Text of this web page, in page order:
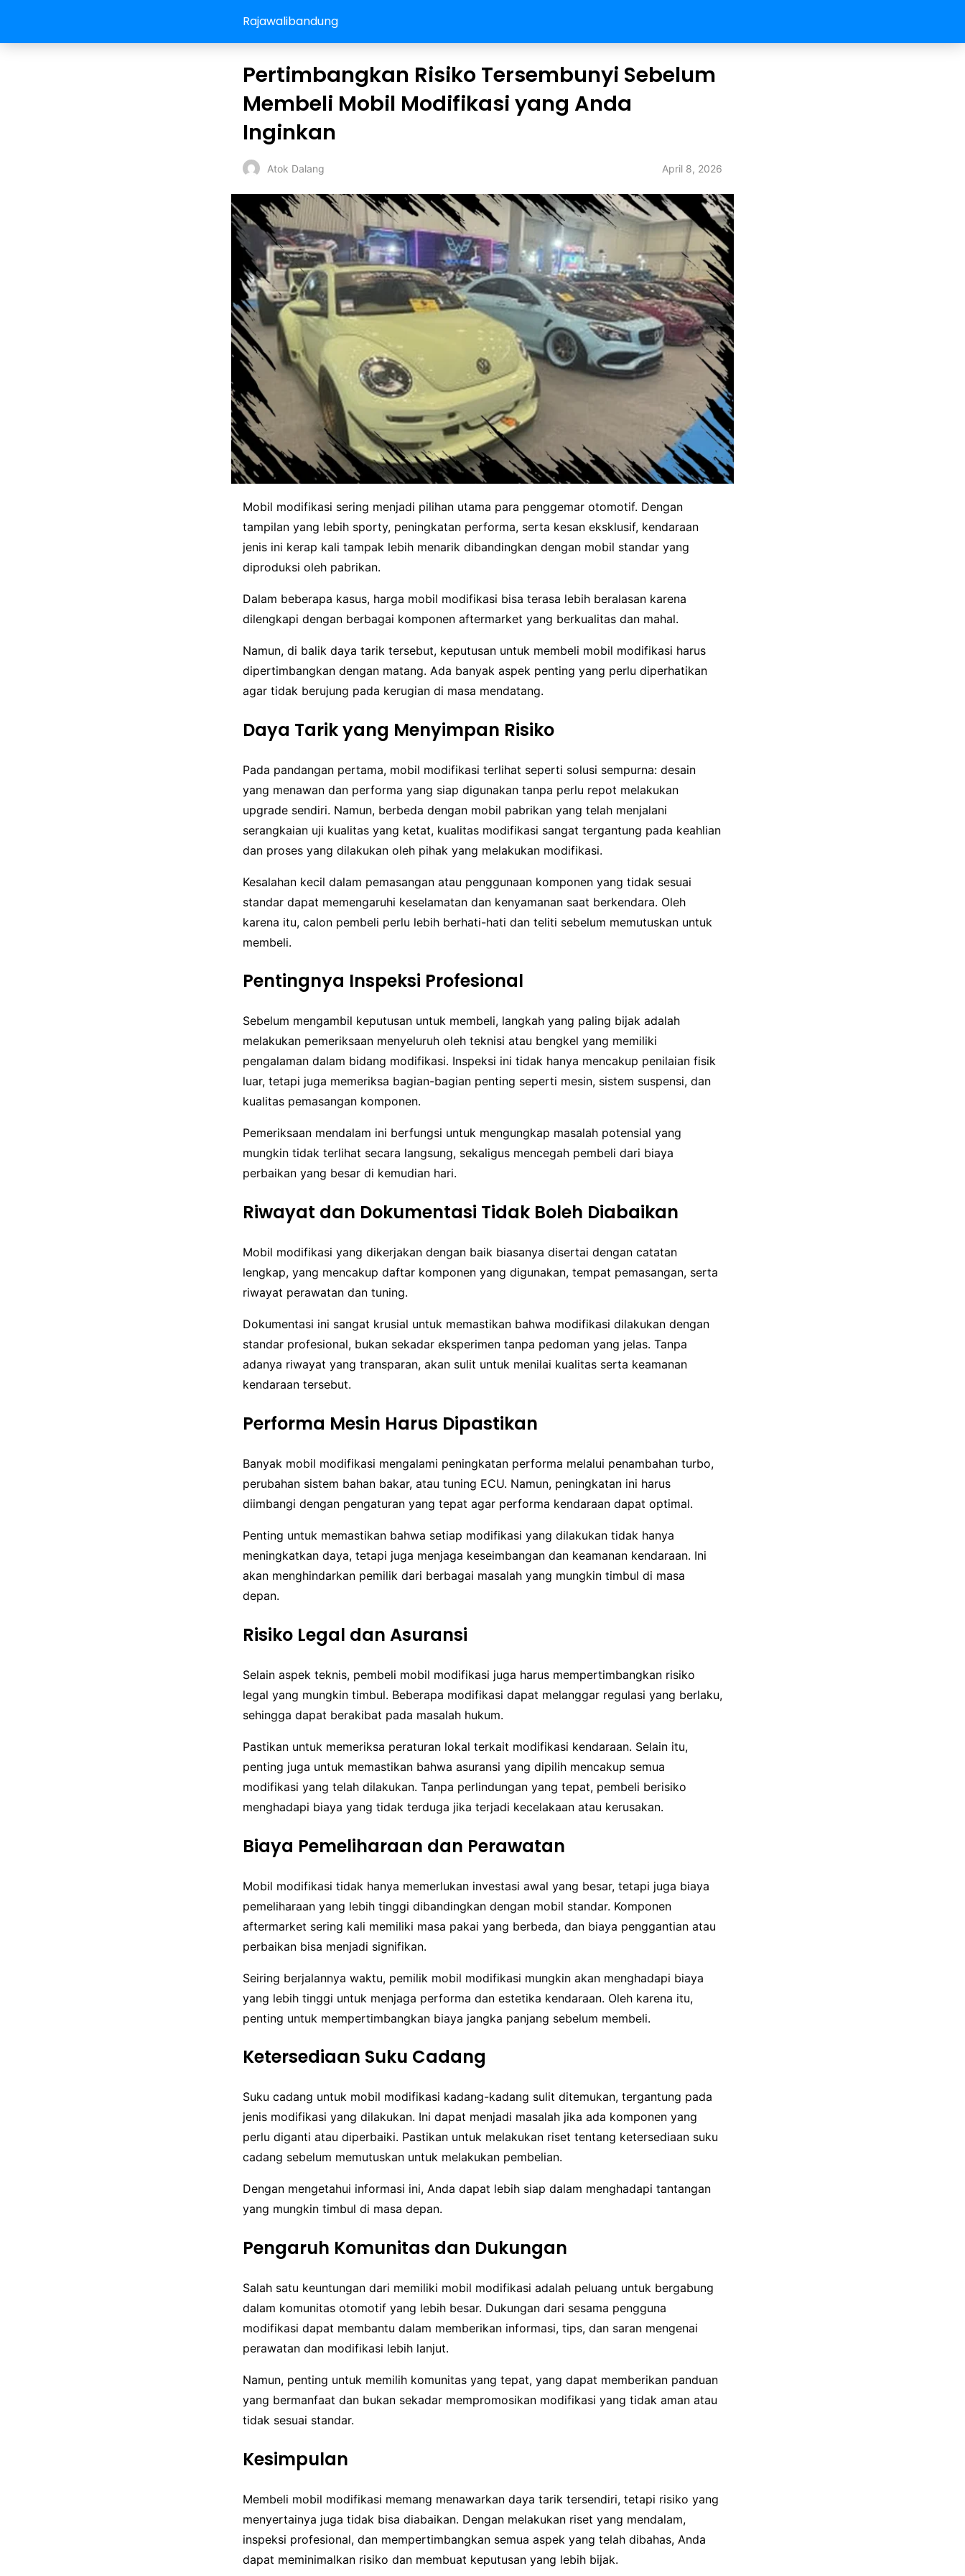
Rajawalibandung
Pertimbangkan Risiko Tersembunyi Sebelum
Membeli Mobil Modifikasi yang Anda
Inginkan
Atok Dalang April 8, 2026
Mobil modifikasi sering menjadi pilihan utama para penggemar otomotif. Dengan
tampilan yang lebih sporty, peningkatan performa, serta kesan eksklusif, kendaraan
jenis ini kerap kali tampak lebih menarik dibandingkan dengan mobil standar yang
diproduksi oleh pabrikan.
Dalam beberapa kasus, harga mobil modifikasi bisa terasa lebih beralasan karena
dilengkapi dengan berbagai komponen aftermarket yang berkualitas dan mahal.
Namun, di balik daya tarik tersebut, keputusan untuk membeli mobil modifikasi harus
dipertimbangkan dengan matang. Ada banyak aspek penting yang perlu diperhatikan
agar tidak berujung pada kerugian di masa mendatang.
Daya Tarik yang Menyimpan Risiko
Pada pandangan pertama, mobil modifikasi terlihat seperti solusi sempurna: desain
yang menawan dan performa yang siap digunakan tanpa perlu repot melakukan
upgrade sendiri. Namun, berbeda dengan mobil pabrikan yang telah menjalani
serangkaian uji kualitas yang ketat, kualitas modifikasi sangat tergantung pada keahlian
dan proses yang dilakukan oleh pihak yang melakukan modifikasi.
Kesalahan kecil dalam pemasangan atau penggunaan komponen yang tidak sesuai
standar dapat memengaruhi keselamatan dan kenyamanan saat berkendara. Oleh
karena itu, calon pembeli perlu lebih berhati-hati dan teliti sebelum memutuskan untuk
membeli.
Pentingnya Inspeksi Profesional
Sebelum mengambil keputusan untuk membeli, langkah yang paling bijak adalah
melakukan pemeriksaan menyeluruh oleh teknisi atau bengkel yang memiliki
pengalaman dalam bidang modifikasi. Inspeksi ini tidak hanya mencakup penilaian fisik
luar, tetapi juga memeriksa bagian-bagian penting seperti mesin, sistem suspensi, dan
kualitas pemasangan komponen.
Pemeriksaan mendalam ini berfungsi untuk mengungkap masalah potensial yang
mungkin tidak terlihat secara langsung, sekaligus mencegah pembeli dari biaya
perbaikan yang besar di kemudian hari.
Riwayat dan Dokumentasi Tidak Boleh Diabaikan
Mobil modifikasi yang dikerjakan dengan baik biasanya disertai dengan catatan
lengkap, yang mencakup daftar komponen yang digunakan, tempat pemasangan, serta
riwayat perawatan dan tuning.
Dokumentasi ini sangat krusial untuk memastikan bahwa modifikasi dilakukan dengan
standar profesional, bukan sekadar eksperimen tanpa pedoman yang jelas. Tanpa
adanya riwayat yang transparan, akan sulit untuk menilai kualitas serta keamanan
kendaraan tersebut.
Performa Mesin Harus Dipastikan
Banyak mobil modifikasi mengalami peningkatan performa melalui penambahan turbo,
perubahan sistem bahan bakar, atau tuning ECU. Namun, peningkatan ini harus
diimbangi dengan pengaturan yang tepat agar performa kendaraan dapat optimal.
Penting untuk memastikan bahwa setiap modifikasi yang dilakukan tidak hanya
meningkatkan daya, tetapi juga menjaga keseimbangan dan keamanan kendaraan. Ini
akan menghindarkan pemilik dari berbagai masalah yang mungkin timbul di masa
depan.
Risiko Legal dan Asuransi
Selain aspek teknis, pembeli mobil modifikasi juga harus mempertimbangkan risiko
legal yang mungkin timbul. Beberapa modifikasi dapat melanggar regulasi yang berlaku,
sehingga dapat berakibat pada masalah hukum.
Pastikan untuk memeriksa peraturan lokal terkait modifikasi kendaraan. Selain itu,
penting juga untuk memastikan bahwa asuransi yang dipilih mencakup semua
modifikasi yang telah dilakukan. Tanpa perlindungan yang tepat, pembeli berisiko
menghadapi biaya yang tidak terduga jika terjadi kecelakaan atau kerusakan.
Biaya Pemeliharaan dan Perawatan
Mobil modifikasi tidak hanya memerlukan investasi awal yang besar, tetapi juga biaya
pemeliharaan yang lebih tinggi dibandingkan dengan mobil standar. Komponen
aftermarket sering kali memiliki masa pakai yang berbeda, dan biaya penggantian atau
perbaikan bisa menjadi signifikan.
Seiring berjalannya waktu, pemilik mobil modifikasi mungkin akan menghadapi biaya
yang lebih tinggi untuk menjaga performa dan estetika kendaraan. Oleh karena itu,
penting untuk mempertimbangkan biaya jangka panjang sebelum membeli.
Ketersediaan Suku Cadang
Suku cadang untuk mobil modifikasi kadang-kadang sulit ditemukan, tergantung pada
jenis modifikasi yang dilakukan. Ini dapat menjadi masalah jika ada komponen yang
perlu diganti atau diperbaiki. Pastikan untuk melakukan riset tentang ketersediaan suku
cadang sebelum memutuskan untuk melakukan pembelian.
Dengan mengetahui informasi ini, Anda dapat lebih siap dalam menghadapi tantangan
yang mungkin timbul di masa depan.
Pengaruh Komunitas dan Dukungan
Salah satu keuntungan dari memiliki mobil modifikasi adalah peluang untuk bergabung
dalam komunitas otomotif yang lebih besar. Dukungan dari sesama pengguna
modifikasi dapat membantu dalam memberikan informasi, tips, dan saran mengenai
perawatan dan modifikasi lebih lanjut.
Namun, penting untuk memilih komunitas yang tepat, yang dapat memberikan panduan
yang bermanfaat dan bukan sekadar mempromosikan modifikasi yang tidak aman atau
tidak sesuai standar.
Kesimpulan
Membeli mobil modifikasi memang menawarkan daya tarik tersendiri, tetapi risiko yang
menyertainya juga tidak bisa diabaikan. Dengan melakukan riset yang mendalam,
inspeksi profesional, dan mempertimbangkan semua aspek yang telah dibahas, Anda
dapat meminimalkan risiko dan membuat keputusan yang lebih bijak.